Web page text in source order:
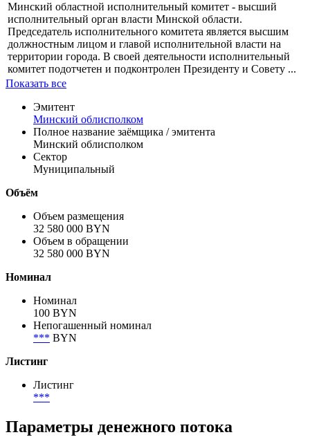
Минский областной исполнительный комитет - высший
исполнительный орган власти Минской области.
Председатель исполнительного комитета является высшим
должностным лицом и главой исполнительной власти на
территории города. В своей деятельности исполнительный
комитет подотчетен и подконтролен Президенту и Совету ...
Показать все
Эмитент
Минский облисполком
Полное название заёмщика / эмитента
Минский облисполком
Сектор
Муниципальный
Объём
Объем размещения
32 580 000 BYN
Объем в обращении
32 580 000 BYN
Номинал
Номинал
100 BYN
Непогашенный номинал
*** BYN
Листинг
Листинг
***
Параметры денежного потока